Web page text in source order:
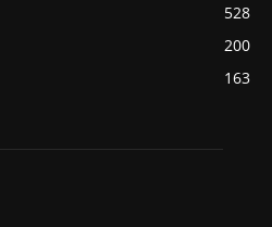
528
200
163